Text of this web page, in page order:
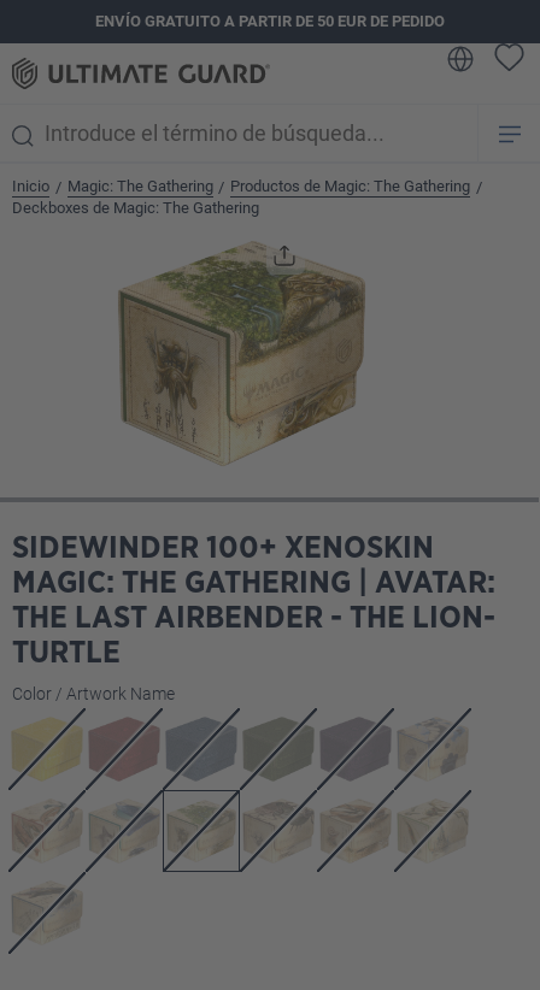
principalENVÍO GRATUITO A PARTIR DE 50 EUR DE PEDIDO
Inicio / Magic: The Gathering / Productos de Magic: The Gathering /
Deckboxes de Magic: The Gathering
SIDEWINDER 100+ XENOSKIN
MAGIC: THE GATHERING | AVATAR:
THE LAST AIRBENDER - THE LION-
TURTLE
Seleccione
Color / Artwork Name